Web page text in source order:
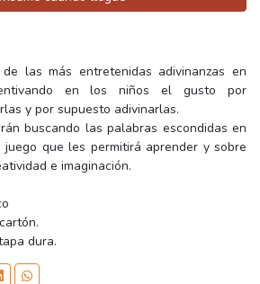
las más entretenidas adivinanzas en
en los niños el gusto por
y por supuesto adivinarlas.
buscando las palabras escondidas en
juego que les permitirá aprender y sobre
e imaginación.
dura.